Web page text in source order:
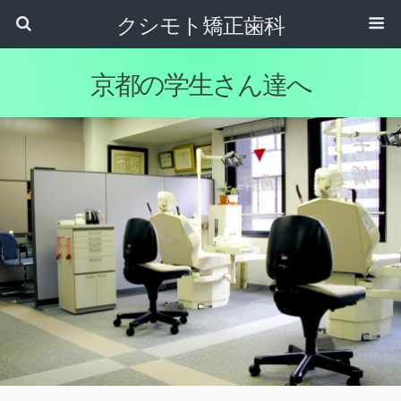
クシモト矯正歯科
京都の学生さん達へ